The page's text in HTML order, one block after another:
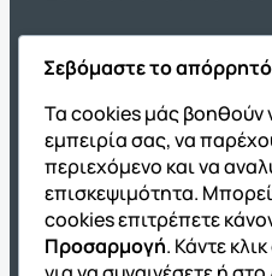
Όμιλος
Σχολική
Εκδόσεις
Franchise
Σεβόμαστε το
Τα cookies μάς βοηθούν
εμπειρία σας, να
περιεχόμενο και να
επισκεψιμότητα.
cookies επιτρέπετε
Προσαρμογή. Κάντε